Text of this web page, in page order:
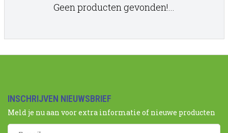
Geen producten gevonden!...
INSCHRIJVEN NIEUWSBRIEF
Meld je nu aan voor extra informatie of nieuwe producten